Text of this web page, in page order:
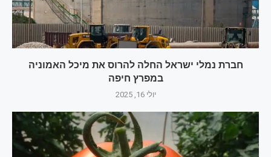
חברת נמלי ישראל החלה להרוס את מיכל האמוניה
במפרץ חיפה
יולי 16, 2025